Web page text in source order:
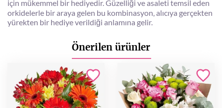
için mükemmel bir hediyedir. Güzelliği ve asaleti temsil eden
orkidelerle bir araya gelen bu kombinasyon, alıcıya gerçekten
yürekten bir hediye verildiği anlamına gelir.
Önerilen ürünler